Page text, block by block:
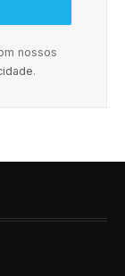
nossos
.